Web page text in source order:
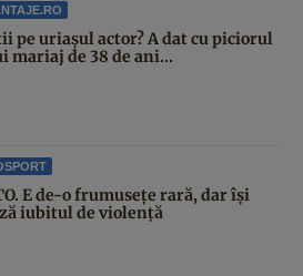
pe uriașul actor? A dat cu piciorul
mariaj de 38 de ani...
E de-o frumusețe rară, dar își
iubitul de violență